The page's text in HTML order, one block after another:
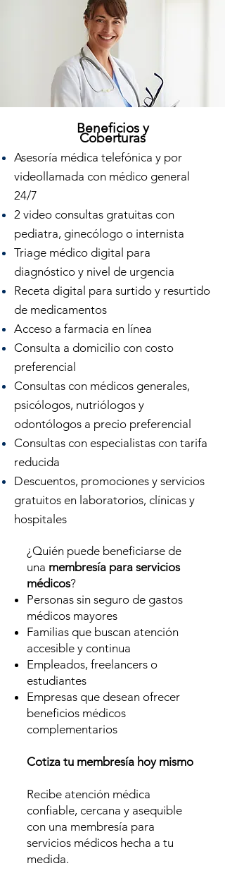
Beneficios y
Coberturas
Asesoría médica telefónica y por
videollamada con médico general
24/7
2 video consultas gratuitas con
pediatra, ginecólogo o internista
Triage médico digital para
diagnóstico y nivel de urgencia
Receta digital para surtido y resurtido
de medicamentos
Acceso a farmacia en línea
Consulta a domicilio con costo
preferencial
Consultas con médicos generales,
psicólogos, nutriólogos y
odontólogos a precio preferencial
Consultas con especialistas con tarifa
reducida
Descuentos, promociones y servicios
gratuitos en laboratorios, clínicas y
hospitales
¿Quién puede beneficiarse de
una membresía para servicios
médicos?
Personas sin seguro de gastos
médicos mayores
Familias que buscan atención
accesible y continua
Empleados, freelancers o
estudiantes
Empresas que desean ofrecer
beneficios médicos
complementarios
Cotiza tu membresía hoy mismo
Recibe atención médica
confiable, cercana y asequible
con una membresía para
servicios médicos hecha a tu
medida.